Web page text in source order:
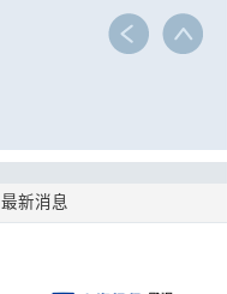
最新消息